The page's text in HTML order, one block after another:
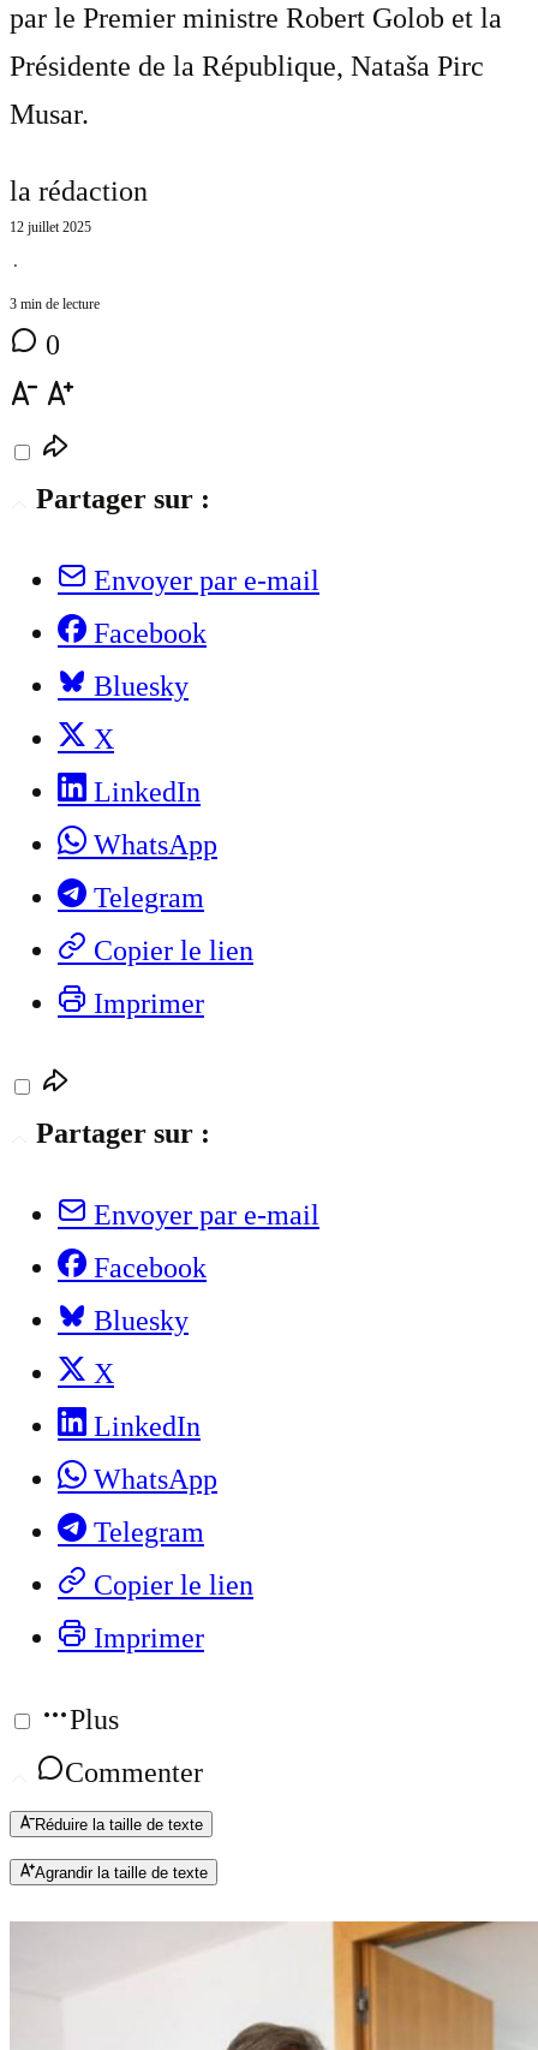
par le Premier ministre Robert Golob et la
Présidente de la République, Nataša Pirc
Musar.
la rédaction
12 juillet 2025
⋅
3 min de lecture
0
Partager sur :
Envoyer par e-mail
Facebook
Bluesky
X
LinkedIn
WhatsApp
Telegram
Copier le lien
Imprimer
Partager sur :
Envoyer par e-mail
Facebook
Bluesky
X
LinkedIn
WhatsApp
Telegram
Copier le lien
Imprimer
Plus
Commenter
Réduire la taille de texte
Agrandir la taille de texte